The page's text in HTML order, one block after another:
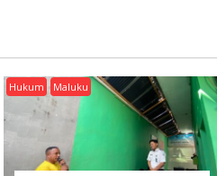
Hukum Maluku